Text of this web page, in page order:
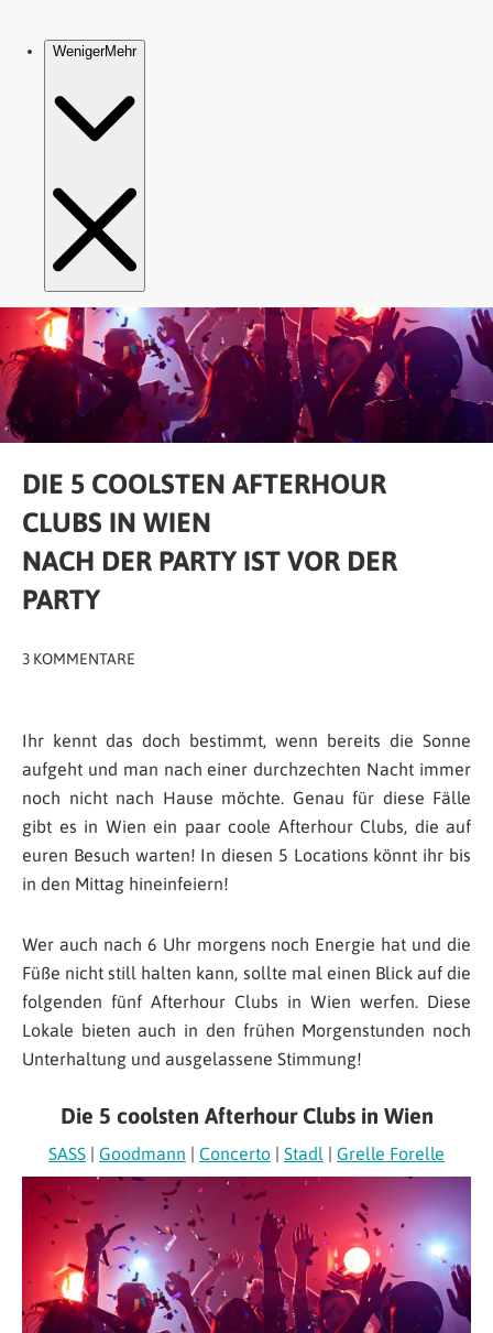
DIE 5 COOLSTEN AFTERHOUR
CLUBS IN WIEN
NACH DER PARTY IST VOR DER
PARTY
3 KOMMENTARE
Ihr kennt das doch bestimmt, wenn bereits die Sonne
aufgeht und man nach einer durchzechten Nacht immer
noch nicht nach Hause möchte. Genau für diese Fälle
gibt es in Wien ein paar coole Afterhour Clubs, die auf
euren Besuch warten! In diesen 5 Locations könnt ihr bis
in den Mittag hineinfeiern!
Wer auch nach 6 Uhr morgens noch Energie hat und die
Füße nicht still halten kann, sollte mal einen Blick auf die
folgenden fünf Afterhour Clubs in Wien werfen. Diese
Lokale bieten auch in den frühen Morgenstunden noch
Unterhaltung und ausgelassene Stimmung!
Die 5 coolsten Afterhour Clubs in Wien
SASS | Goodmann | Concerto | Stadl | Grelle Forelle